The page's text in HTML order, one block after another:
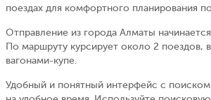
поездах для комфортного планирования
Отправление из города Алматы
По маршруту курсирует около 2 поездов,
вагонами-купе.
Удобный и понятный интерфейс с